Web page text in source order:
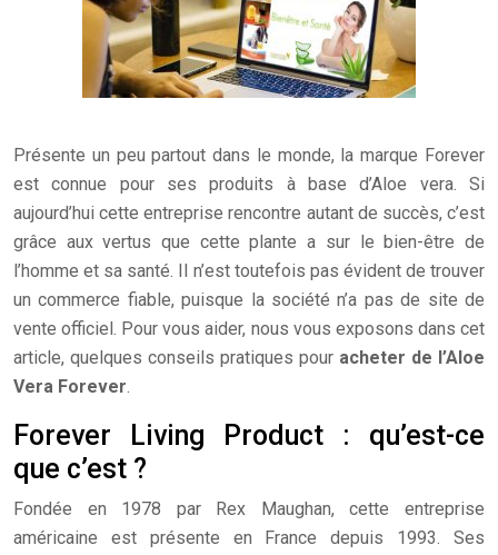
Présente un peu partout dans le monde, la marque Forever
est connue pour ses produits à base d’Aloe vera. Si
aujourd’hui cette entreprise rencontre autant de succès, c’est
grâce aux vertus que cette plante a sur le bien-être de
l’homme et sa santé. Il n’est toutefois pas évident de trouver
un commerce fiable, puisque la société n’a pas de site de
vente officiel. Pour vous aider, nous vous exposons dans cet
article, quelques conseils pratiques pour acheter de l’Aloe
Vera Forever.
Forever Living Product : qu’est-ce
que c’est ?
Fondée en 1978 par Rex Maughan, cette entreprise
américaine est présente en France depuis 1993. Ses